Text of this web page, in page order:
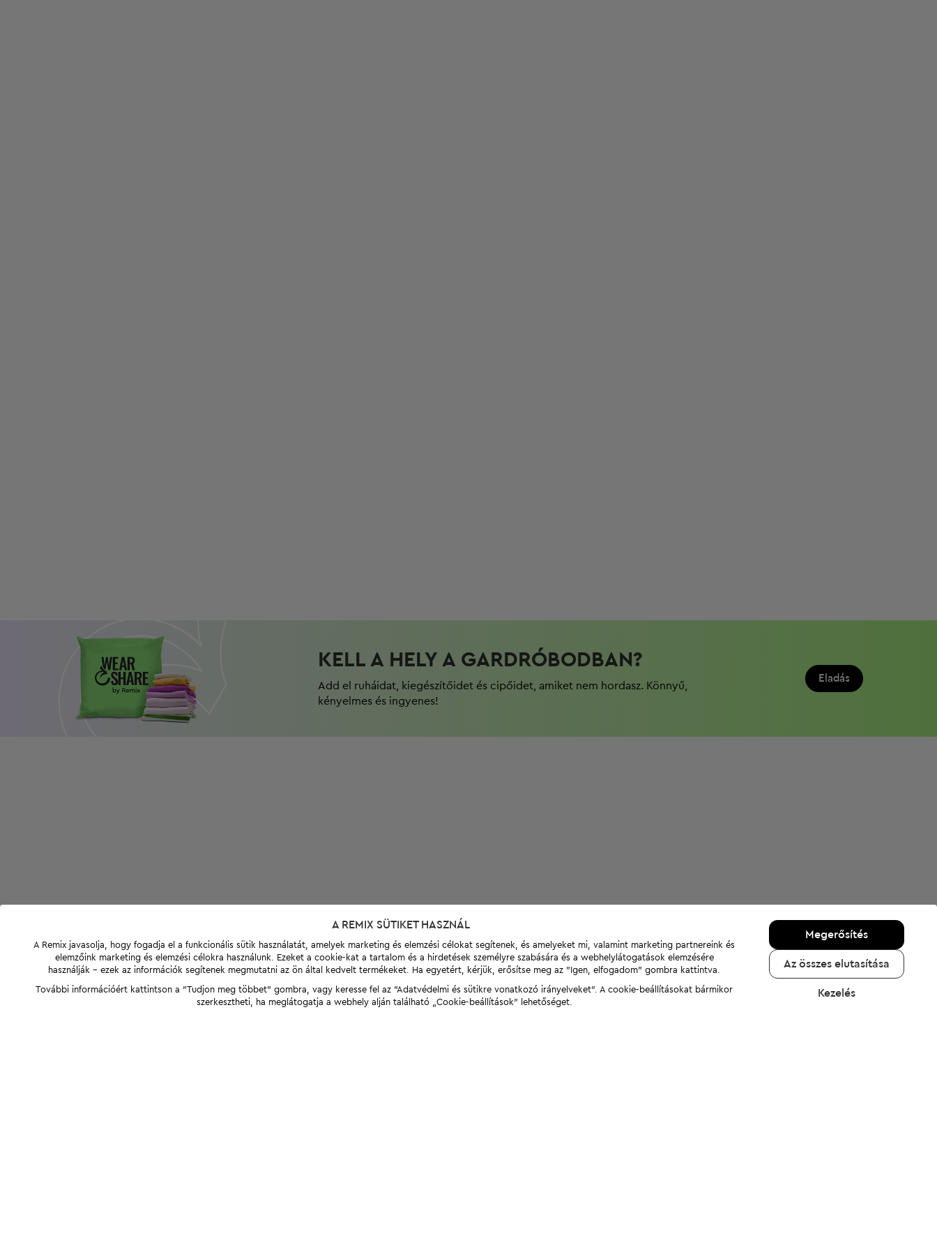
KELL A HELY A GARDRÓBODBAN?
Add el ruháidat, kiegészítőidet és cipőidet, amiket nem hordasz. Könnyű,
kényelmes és ingyenes!
Eladás
A REMIX SÜTIKET HASZNÁL
A Remix javasolja, hogy fogadja el a funkcionális sütik használatát, amelyek marketing és elemzési célokat segítenek, és amelyeket mi, valamint marketing partnereink és
elemzőink marketing és elemzési célokra használunk. Ezeket a cookie-kat a tartalom és a hirdetések személyre szabására és a webhelylátogatások elemzésére
használják - ezek az információk segítenek megmutatni az ön által kedvelt termékeket. Ha egyetért, kérjük, erősítse meg az "Igen, elfogadom" gombra kattintva.
További információért kattintson a "Tudjon meg többet" gombra, vagy keresse fel az "Adatvédelmi és sütikre vonatkozó irányelveket". A cookie-beállításokat bármikor
szerkesztheti, ha meglátogatja a webhely alján található „Cookie-beállítások” lehetőséget.
Megerősítés
Az összes elutasítása
Kezelés